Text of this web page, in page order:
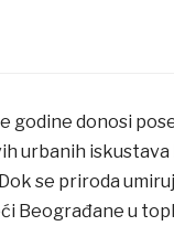
godine donosi
urbanih
se priroda
Beograđane u